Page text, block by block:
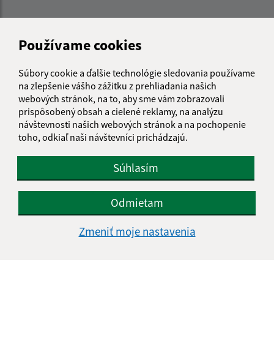
Používame cookies
Súbory cookie a ďalšie technológie sledovania používame
na zlepšenie vášho zážitku z prehliadania našich
webových stránok, na to, aby sme vám zobrazovali
prispôsobený obsah a cielené reklamy, na analýzu
návštevnosti našich webových stránok a na pochopenie
toho, odkiaľ naši návštevníci prichádzajú.
Súhlasím
Odmietam
Zmeniť moje nastavenia
Informácie o stránke:
Vyhlásenie o prístupnosti
Autorské práva
Ochrana osobných údajov
Navigácia:
Mapa stránok
Cookies
Rýchle odkazy: